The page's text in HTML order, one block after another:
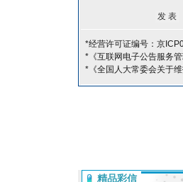
*经营许可证编号：京
*《互联网电子公告服务管
*《全国人大常委会关于